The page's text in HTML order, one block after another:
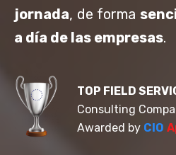
jornada, de forma
a día de las empresas.
TOP FIELD
Consulting
Awarded by CIO